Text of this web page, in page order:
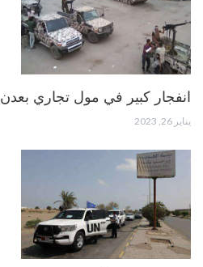
انفجار كبير في مول تجاري بعدن
يناير 26, 2023